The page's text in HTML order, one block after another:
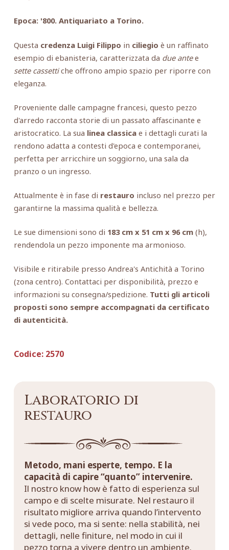
Epoca: '800. Antiquariato a Torino.
Questa credenza Luigi Filippo in ciliegio è un raffinato
esempio di ebanisteria, caratterizzata da due antee
sette cassettiche offrono ampio spazio per riporre con
eleganza.
Proveniente dalle campagne francesi, questo pezzo
d'arredo racconta storie di un passato affascinante e
aristocratico. La sua linea classicae i dettagli curati la
rendono adatta a contesti d'epoca e contemporanei,
perfetta per arricchire un soggiorno, una sala da
pranzo o un ingresso.
Attualmente è in fase di restauro incluso nel prezzo per
garantirne la massima qualità e bellezza.
Le sue dimensioni sono di 183 cm x 51 cm x 96 cm(h),
rendendola un pezzo imponente ma armonioso.
Visibile e ritirabile presso Andrea's Antichità a Torino
(zona centro). Contattaci per disponibilità, prezzo e
informazioni su consegna/spedizione. Tutti gli articoli
proposti sono sempre accompagnati da certificato
di autenticità.
Codice:2570
Laboratorio di
restauro
Metodo, mani esperte, tempo. E la
capacità di capire “quanto” intervenire.
Il nostro know how è fatto di esperienza sul
campo e di scelte misurate. Nel restauro il
risultato migliore arriva quando l’intervento
si vede poco, ma si sente: nella stabilità, nei
dettagli, nelle finiture, nel modo in cui il
pezzo torna a vivere dentro un ambiente.